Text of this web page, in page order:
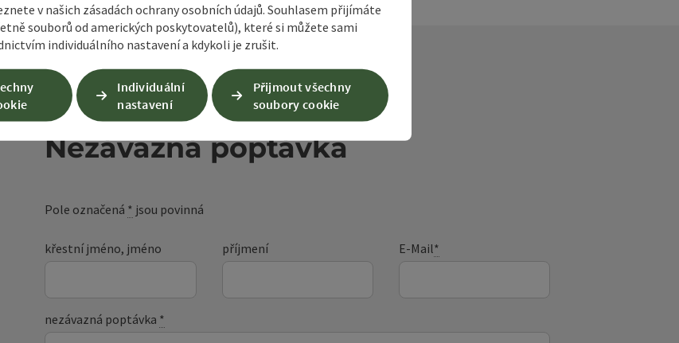
Nezávazná poptávka
Pole označená * jsou povinná
křestní jméno, jméno příjmení E-Mail*
nezávazná poptávka *
v našich zásadách ochrany osobních údajů. Souhlasem přijímáte
souborů od amerických poskytovatelů), které si můžete sami
individuálního nastavení a kdykoli je zrušit.
Individuální
nastavení
Přijmout všechny
soubory cookie